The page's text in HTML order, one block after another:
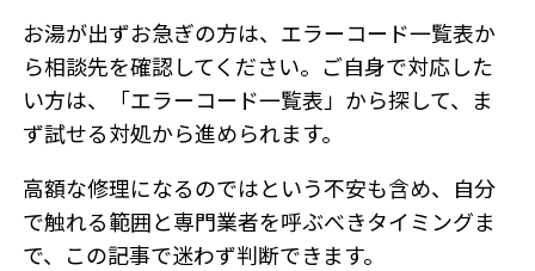
お湯が出ずお急ぎの方は、エラーコード一覧表か
ら相談先を確認してください。ご自身で対応した
い方は、「エラーコード一覧表」から探して、ま
ず試せる対処から進められます。
高額な修理になるのではという不安も含め、自分
で触れる範囲と専門業者を呼ぶべきタイミングま
で、この記事で迷わず判断できます。